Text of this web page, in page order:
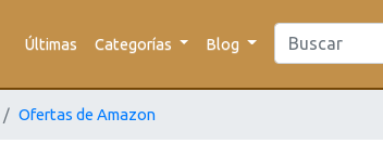
Últimas Categorías Blog
Ofertas de Amazon